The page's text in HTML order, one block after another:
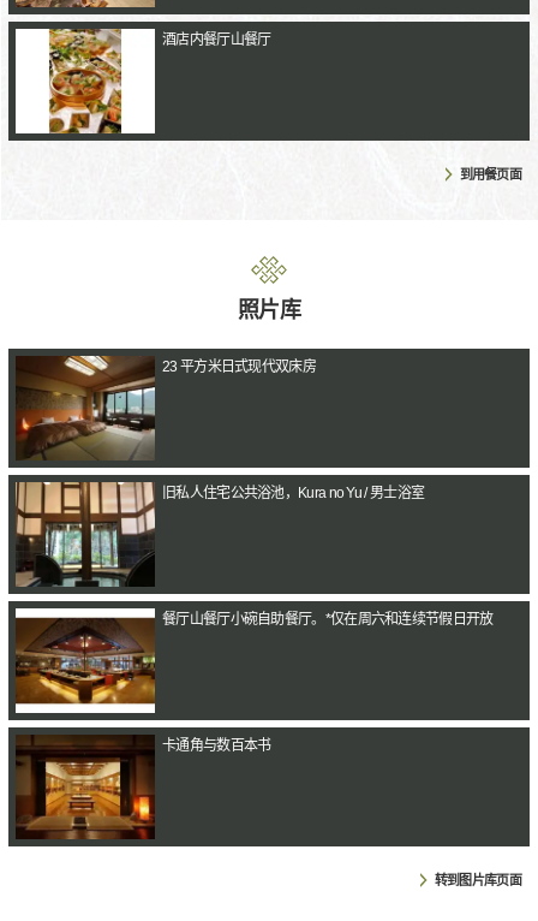
酒店内餐厅山餐厅
到用餐页面
照片库
23 平方米日式现代双床房
旧私人住宅公共浴池，Kura no Yu / 男士浴室
餐厅山餐厅小碗自助餐厅。*仅在周六和连续节假日开放
卡通角与数百本书
转到图片库页面